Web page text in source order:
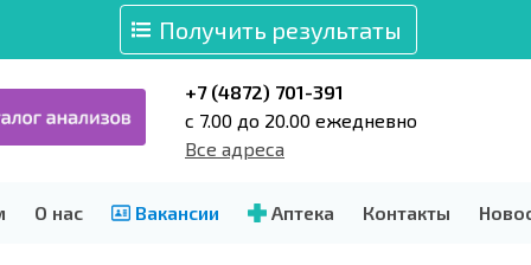
Получить результаты
+7 (4872) 701-391
c 7.00 до 20.00 ежедневно
Все адреса
О нас Вакансии Аптека Контакты